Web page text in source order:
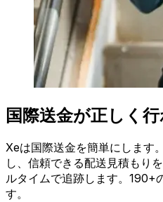
国際送金が正しく
Xeは国際送金を簡単にします
し、信頼できる配送見積もり
ルタイムで追跡します。190+
す。